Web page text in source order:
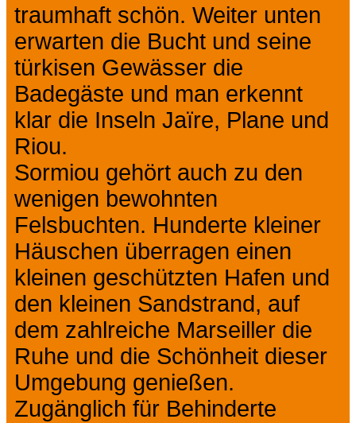
traumhaft schön. Weiter unten
erwarten die Bucht und seine
türkisen Gewässer die
Badegäste und man erkennt
klar die Inseln Jaïre, Plane und
Riou.
Sormiou gehört auch zu den
wenigen bewohnten
Felsbuchten. Hunderte kleiner
Häuschen überragen einen
kleinen geschützten Hafen und
den kleinen Sandstrand, auf
dem zahlreiche Marseiller die
Ruhe und die Schönheit dieser
Umgebung genießen.
Zugänglich für Behinderte